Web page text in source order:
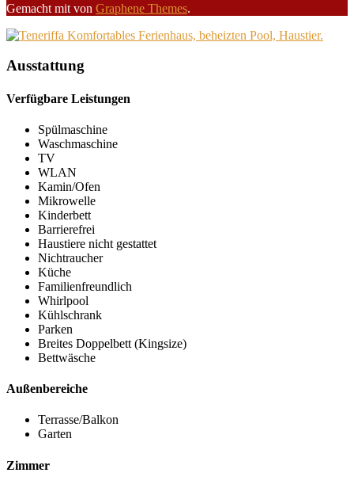
Gemacht mit von Graphene Themes.
Ausstattung
Verfügbare Leistungen
Spülmaschine
Waschmaschine
TV
WLAN
Kamin/Ofen
Mikrowelle
Kinderbett
Barrierefrei
Haustiere nicht gestattet
Nichtraucher
Küche
Familienfreundlich
Whirlpool
Kühlschrank
Parken
Breites Doppelbett (Kingsize)
Bettwäsche
Außenbereiche
Terrasse/Balkon
Garten
Zimmer